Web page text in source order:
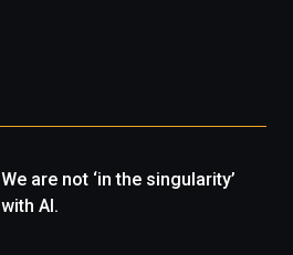
We are not ‘in the singularity’
with AI.